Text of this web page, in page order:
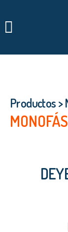
Productos>